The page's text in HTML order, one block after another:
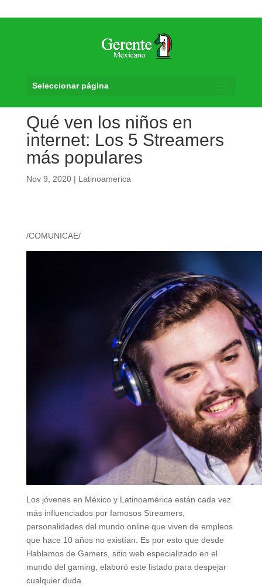
Seleccionar página
Qué ven los niños en
internet: Los 5 Streamers
más populares
Nov 9, 2020| Latinoamerica
/COMUNICAE/
Los jóvenes en México y Latinoamérica están cada vez
más influenciados por famosos Streamers,
personalidades del mundo online que viven de empleos
que hace 10 años no existían. Es por esto que desde
Hablamos de Gamers, sitio web especializado en el
mundo del gaming, elaboró este listado para despejar
cualquier duda